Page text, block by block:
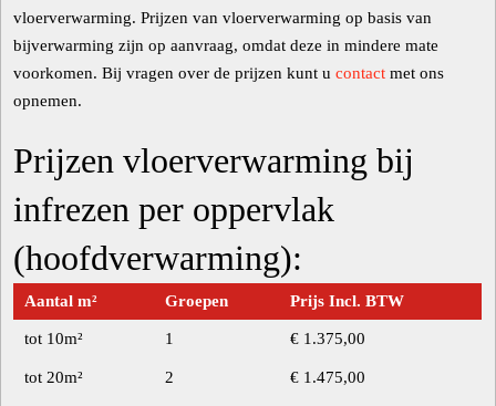
vloerverwarming. Prijzen van vloerverwarming op basis van
bijverwarming zijn op aanvraag, omdat deze in mindere mate
voorkomen. Bij vragen over de prijzen kunt ucontact met ons
opnemen.
Prijzen vloerverwarming bij
infrezen per oppervlak
(hoofdverwarming):
Aantal m² Groepen Prijs Incl. BTW
tot 10m² 1 € 1.375,00
tot 20m² 2 € 1.475,00